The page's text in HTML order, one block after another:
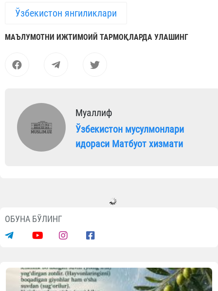
Ўзбекистон янгиликлари
МАЪЛУМОТНИ ИЖТИМОИЙ ТАРМОҚЛАРДА УЛАШИНГ
Муаллиф
Ўзбекистон мусулмонлари
идораси Матбуот хизмати
ОБУНА БЎЛИНГ